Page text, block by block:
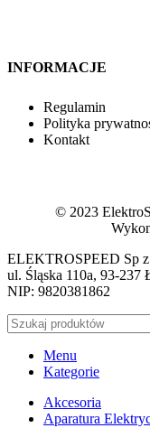
INFORMACJE
Regulamin
Polityka
Kontakt
© 2023
ELEKTROSPEED Sp z
ul. Śląska 110a, 93-237
NIP: 9820381862
Menu
Kategorie
Akcesoria
Aparatura